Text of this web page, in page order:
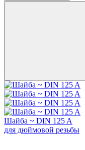
Шайба ~ DIN 125 A
для дюймовой резьбы